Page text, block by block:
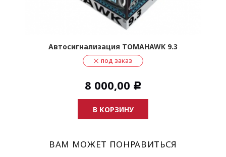
Автосигнализация TOMAHAWK 9.3
под заказ
8 000,00 Р
В КОРЗИНУ
ВАМ МОЖЕТ ПОНРАВИТЬСЯ